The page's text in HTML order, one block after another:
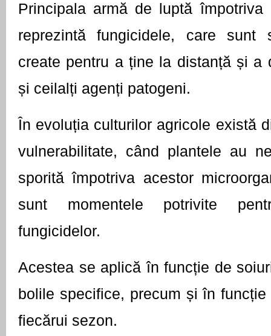
Principala armă de luptă împotriva
reprezintă fungicidele, care sunt
create pentru a ține la distanță și a
și ceilalți agenți patogeni.
În evoluția culturilor agricole există
vulnerabilitate, când plantele au
sporită împotriva acestor
sunt momentele potrivite
fungicidelor.
Acestea se aplică în funcție de
bolile specifice, precum și în
fiecărui sezon.